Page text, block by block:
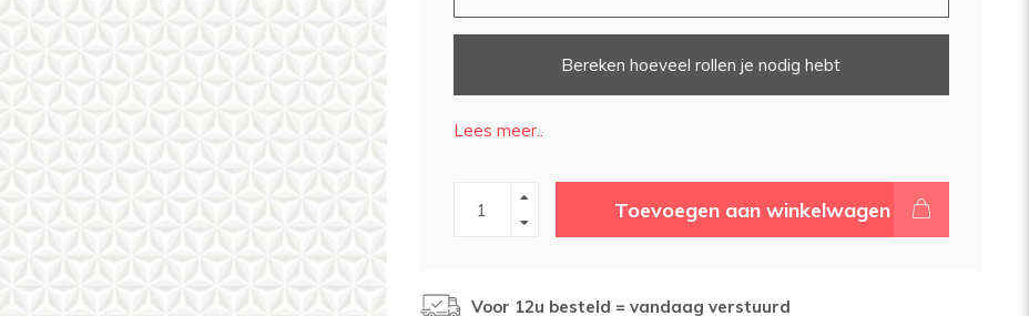
Bereken hoeveel rollen je nodig hebt
Lees meer..
Toevoegen aan winkelwagen
Voor 12u besteld = vandaag verstuurd